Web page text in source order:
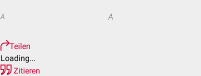
A A
Teilen
Loading...
Zitieren